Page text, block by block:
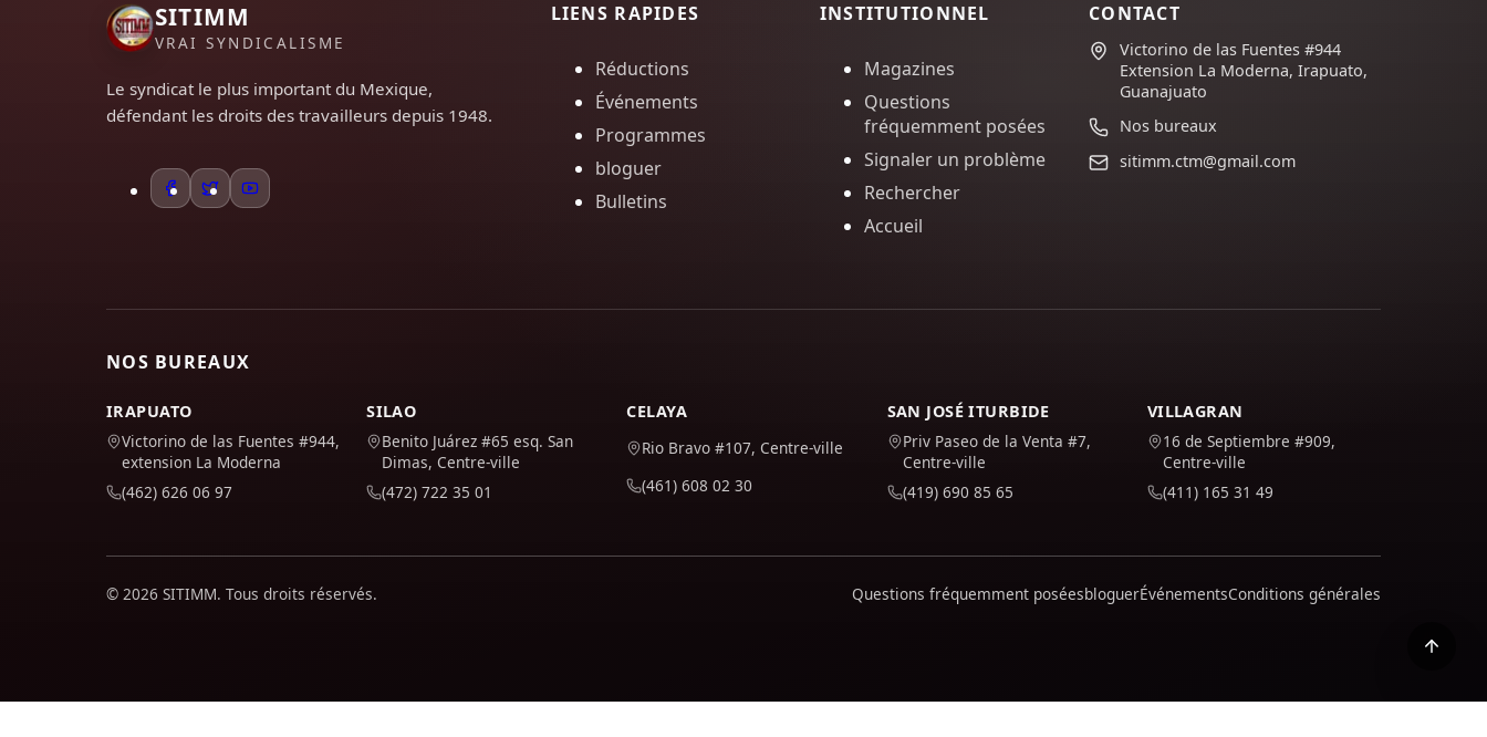
SITIMM
VRAI SYNDICALISME
Le syndicat le plus important du Mexique,
défendant les droits des travailleurs depuis 1948.
LIENS RAPIDES
Réductions
Événements
Programmes
bloguer
Bulletins
INSTITUTIONNEL
Magazines
Questions
fréquemment posées
Signaler un problème
Rechercher
Accueil
CONTACT
Victorino de las Fuentes #944
Extension La Moderna, Irapuato,
Guanajuato
Nos bureaux
sitimm.ctm@gmail.com
NOS BUREAUX
IRAPUATO
Victorino de las Fuentes #944,
extension La Moderna
(462) 626 06 97
SILAO
Benito Juárez #65 esq. San
Dimas, Centre-ville
(472) 722 35 01
CELAYA
Rio Bravo #107, Centre-ville
(461) 608 02 30
SAN JOSÉ ITURBIDE
Priv Paseo de la Venta #7,
Centre-ville
(419) 690 85 65
VILLAGRAN
16 de Septiembre #909,
Centre-ville
(411) 165 31 49
© 2026 SITIMM. Tous droits réservés. Questions fréquemment poséesbloguerÉvénementsConditions générales